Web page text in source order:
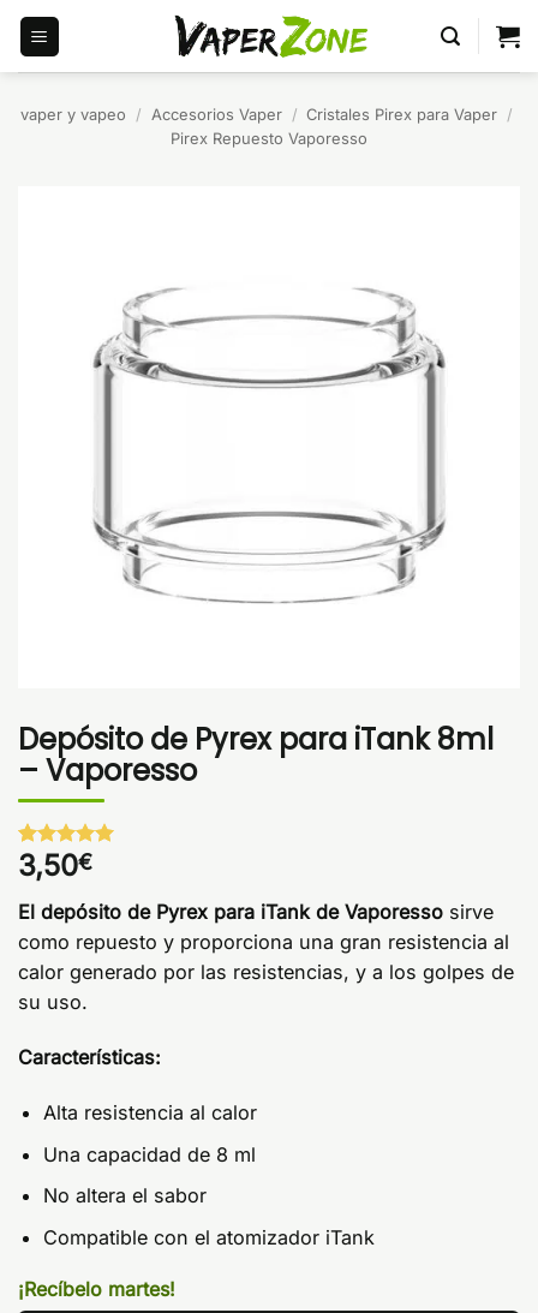
Saltar
contenido
vaper y vapeo / Accesorios Vaper / Cristales Pirex para Vaper /
Pirex Repuesto Vaporesso
Depósito de Pyrex para iTank 8ml
– Vaporesso
Valorado
con5de 5
en base a
1
valoración
de un
3,50€
El depósito de Pyrex para iTank de Vaporesso sirve
como repuesto y proporciona una gran resistencia al
calor generado por las resistencias, y a los golpes de
su uso.
Características:
Alta resistencia al calor
Una capacidad de 8 ml
No altera el sabor
Compatible con el atomizador iTank
¡Recíbelo martes!